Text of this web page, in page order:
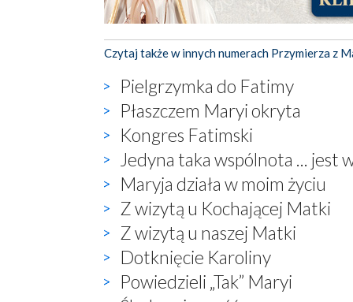
Czytaj także w innych numerach Przymierza z
Pielgrzymka do Fatimy
Płaszczem Maryi okryta
Kongres Fatimski
Jedyna taka wspólnota ... jest
Maryja działa w moim życiu
Z wizytą u Kochającej Matki
Z wizytą u naszej Matki
Dotknięcie Karoliny
Powiedzieli „Tak” Maryi